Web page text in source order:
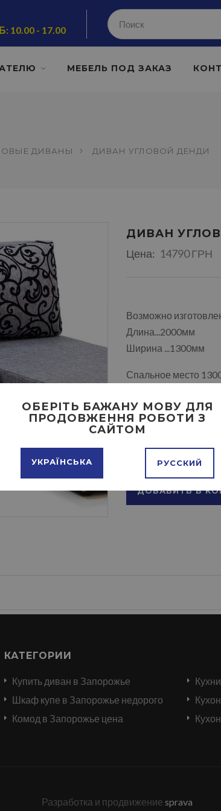
10.00 - 17.00
МЕБЕЛЬ ПОД ЗАКАЗ
ДИВАНЫ ДИВАН УГЛОВОЙ ДЕНДИ
ДИВАН
Цена: 14790 ГРН
Возможно
Длина...2000мм
Ширина ...1300мм
Спальное место
Пружинный блок,
Ткани на выбор
ДОБАВИТЬ В
КАТЕГОРИИ
Купить диван в Запорожье
Шкаф купе в Запорожье недорого
Комод в Запорожье цена
Разработка и продвижение sprava
ОБЕРІТЬ БАЖАНУ МОВУ ДЛЯ
ПРОДОВЖЕННЯ РОБОТИ З
САЙТОМ
УКРАЇНСЬКА РУССКИЙ